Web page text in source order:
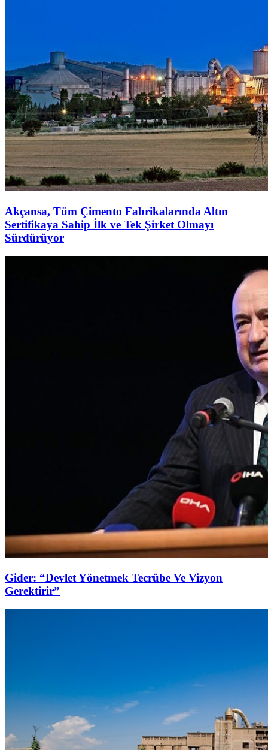
Akçansa, Tüm Çimento Fabrikalarında Altın
Sertifikaya Sahip İlk ve Tek Şirket Olmayı
Sürdürüyor
Gider: “Devlet Yönetmek Tecrübe Ve Vizyon
Gerektirir”